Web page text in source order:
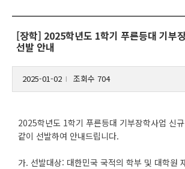
[장학] 2025학년도 1학기 푸른등대 기부
선발 안내
2025-01-02 조회수 704
2025학년도 1학기 푸른등대 기부장학사업 신
같이 선발하여 안내드립니다.
가. 선발대상: 대한민국 국적의 학부 및 대학원